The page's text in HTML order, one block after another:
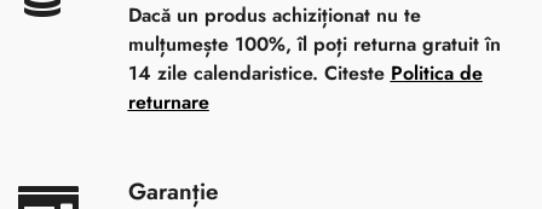
Dacă un produs achiziționat nu te
mulțumește 100%, îl poți returna gratuit în
14 zile calendaristice. Citeste Politica de
returnare
Garanție